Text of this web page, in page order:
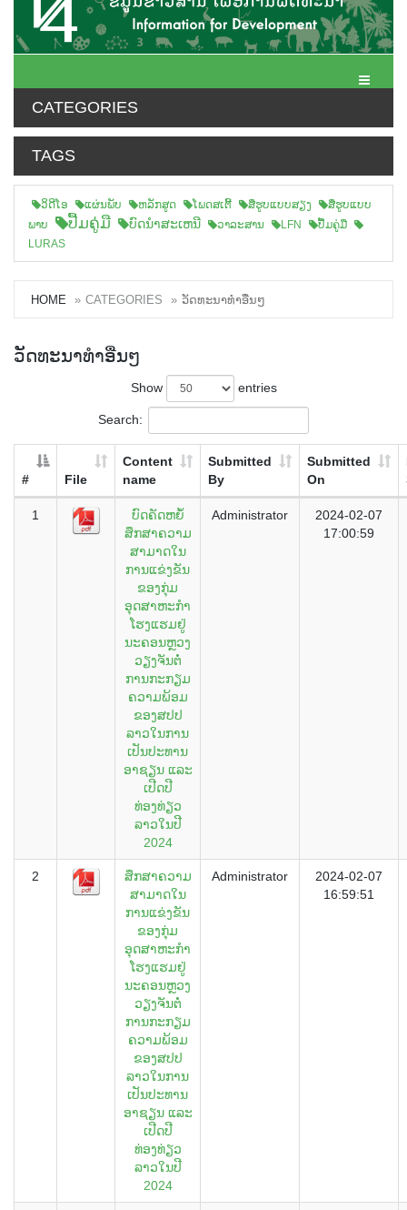
Toggle
CATEGORIES
TAGS
ວິດີໂອ ແຜ່ນພັບ ຫລັກສູດ ໂພດສເຕີ້ ສືຮູບແບບສຽງ
ສື່ຮູບແບບ
ພາບ
ປື້ມຄູ່ມື ບົດນຳສະເຫນີ ວາລະສານ LFN
ປື້ມຄູ່ມື
LURAS
HOME CATEGORIES ວັດທະນາທຳອື່ນໆ
ວັດທະນາທຳອື່ນໆ
Show entries
Search:
# File
Content
name
Submitted
By
Submitted
On
1
ບົດຄັດຫຍໍ້
ສຶກສາຄວາມ
ສາມາດໃນ
ການແຂ່ງຂັນ
ຂອງກຸ່ມ
ອຸດສາຫະກຳ
ໂຮງແຮມຢູ່
ນະຄອນຫຼວງ
ວຽງຈັນຕໍ່
ການກະກຽມ
ຄວາມພ້ອມ
ຂອງສປປ
ລາວໃນການ
ເປັນປະທານ
ອາຊຽນ ແລະ
ເປີດປີ
ທ່ອງທ່ຽວ
ລາວໃນປີ
2024
Administrator
2024-02-07
17:00:59
2
ສຶກສາຄວາມ
ສາມາດໃນ
ການແຂ່ງຂັນ
ຂອງກຸ່ມ
ອຸດສາຫະກຳ
ໂຮງແຮມຢູ່
ນະຄອນຫຼວງ
ວຽງຈັນຕໍ່
ການກະກຽມ
ຄວາມພ້ອມ
ຂອງສປປ
ລາວໃນການ
ເປັນປະທານ
ອາຊຽນ ແລະ
ເປີດປີ
ທ່ອງທ່ຽວ
ລາວໃນປີ
2024
Administrator
2024-02-07
16:59:51